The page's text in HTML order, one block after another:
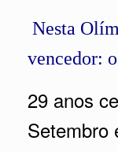
Nesta
vencedor:
29 anos
Setembro